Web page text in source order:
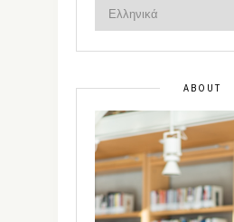
ABOUT